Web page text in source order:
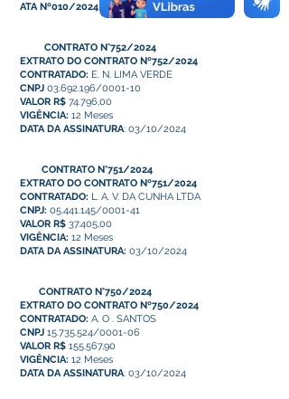
ATA Nº010/2024 - PP SRP Nº017/2024
CONTRATO N°752/2024
EXTRATO DO CONTRATO Nº752/2024
CONTRATADO: E. N. LIMA VERDE
CNPJ 03.692.196/0001-10
VALOR R$ 74.796,00
VIGÊNCIA: 12 Meses
DATA DA ASSINATURA: 03/10/2024
CONTRATO N°751/2024
EXTRATO DO CONTRATO Nº751/2024
CONTRATADO: L. A. V. DA CUNHA LTDA
CNPJ: 05.441.145/0001-41
VALOR R$ 37.405,00
VIGÊNCIA: 12 Meses
DATA DA ASSINATURA: 03/10/2024
CONTRATO N°750/2024
EXTRATO DO CONTRATO Nº750/2024
CONTRATADO: A. O . SANTOS
CNPJ 15.735.524/0001-06
VALOR R$ 155.567,90
VIGÊNCIA: 12 Meses
DATA DA ASSINATURA: 03/10/2024